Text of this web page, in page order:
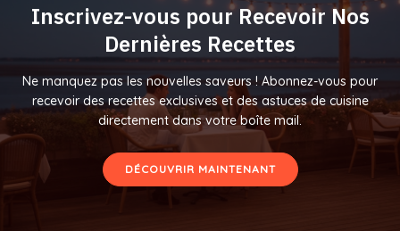
Inscrivez-vous pour Recevoir Nos
Dernières Recettes
Ne manquez pas les nouvelles saveurs ! Abonnez-vous pour
recevoir des recettes exclusives et des astuces de cuisine
directement dans votre boîte mail.
DÉCOUVRIR MAINTENANT